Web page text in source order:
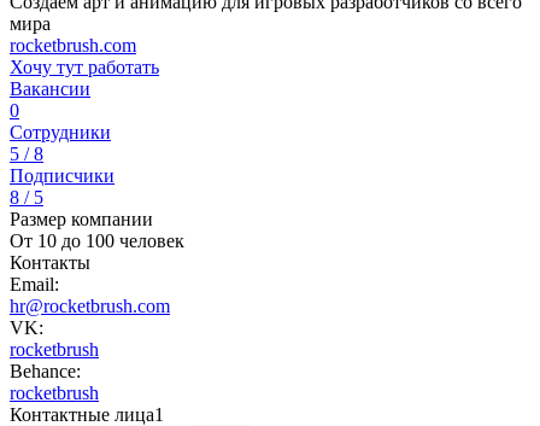
мира
rocketbrush.com
Хочу тут работать
Вакансии
0
Сотрудники
5 / 8
Подписчики
8 / 5
Размер компании
От 10 до 100 человек
Контакты
Email:
hr@rocketbrush.com
VK:
rocketbrush
Behance:
rocketbrush
Контактные лица1